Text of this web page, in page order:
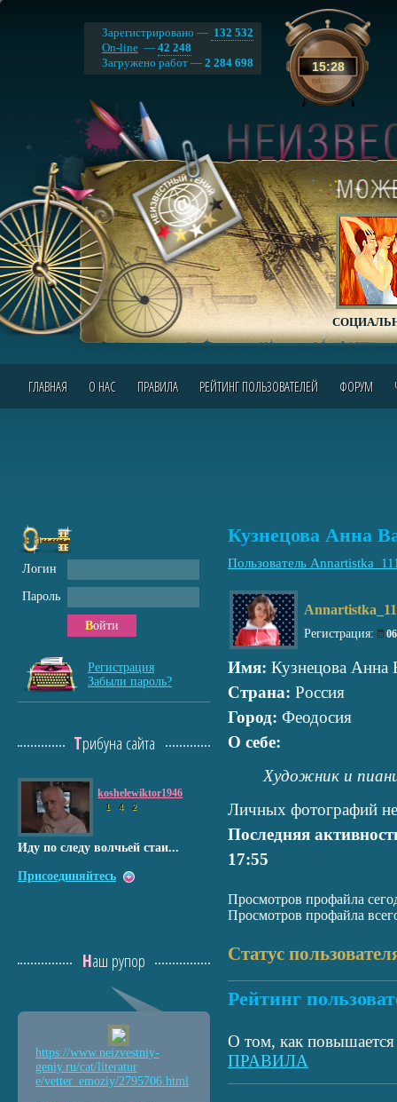
15:28
Зарегистрировано — 132 532
On-line — 42 248
Загружено работ — 2 284 698
ГЛАВНАЯ О НАС ПРАВИЛА РЕЙТИНГ ПОЛЬЗОВАТЕЛЕЙ ФОРУМ
Кузнецова Анна
Пользователь
Регистрация:
Имя: Кузнецова Анна
Страна: Россия
Город: Феодосия
О себе:
Художник и
Личных фотографий
Последняя
17:55
Просмотров профайла
Просмотров профайла
Статус
Рейтинг
О том, как повышается
ПРАВИЛА
Логин
Пароль
Войти
Регистрация
Забыли пароль?
Трибуна сайта
koshelewiktor1946
1 4 2
Иду по следу волчьей стаи...
Присоединяйтесь
Наш рупор
https://www.neizvestniy-
geniy.ru/cat/literatur
e/vetter_emoziy/2795706.html